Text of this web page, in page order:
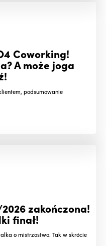
Coworking!
A może joga
podsumowanie
zakończona!
finał!
o mistrzostwo. Tak w skrócie